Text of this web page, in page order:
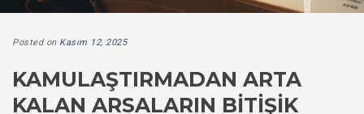
Posted on Kasım 12, 2025
KAMULAŞTIRMADAN ARTA
KALAN ARSALARIN BITIŞIK